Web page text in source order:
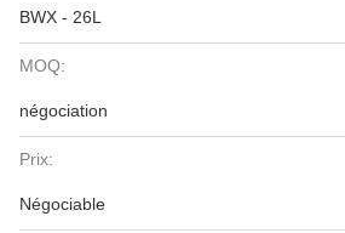
BWX - 26L
MOQ:
négociation
Prix:
Négociable